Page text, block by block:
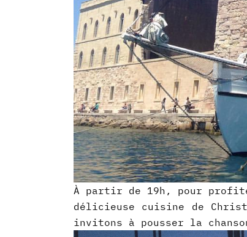
À partir de 19h, pour
délicieuse cuisine de
invitons à pousser la